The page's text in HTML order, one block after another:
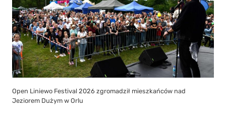
Open Liniewo Festival 2026 zgromadził mieszkańców nad
Jeziorem Dużym w Orlu